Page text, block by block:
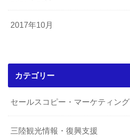
2017年10月
カテゴリー
セールスコピー・マーケティング
三陸観光情報・復興支援